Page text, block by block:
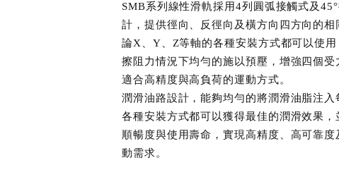
SMB系列線性滑軌採用4列圓弧接觸式及
計，提供徑向、反徑向及橫方向四方向的
論X、Y、Z等軸的各種安裝方式都可以使
擦阻力情況下均勻的施以預壓，增強四個受
適合高精度與高負荷的運動方式。
潤滑油路設計，能夠均勻的將潤滑油脂注
各種安裝方式都可以獲得最佳的潤滑效果，
順暢度與使用壽命，實現高精度、高可靠度
動需求。